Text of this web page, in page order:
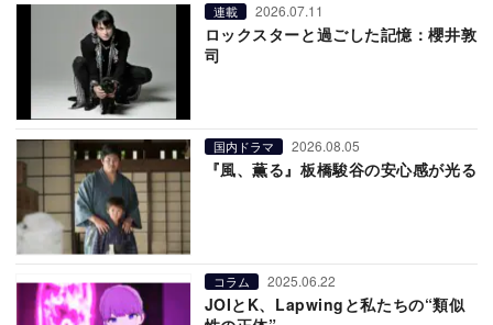
連載 2026.07.11
ロックスターと過ごした記憶：櫻井敦
司
国内ドラマ 2026.08.05
『風、薫る』板橋駿谷の安心感が光る
コラム 2025.06.22
JOIとK、Lapwingと私たちの“類似